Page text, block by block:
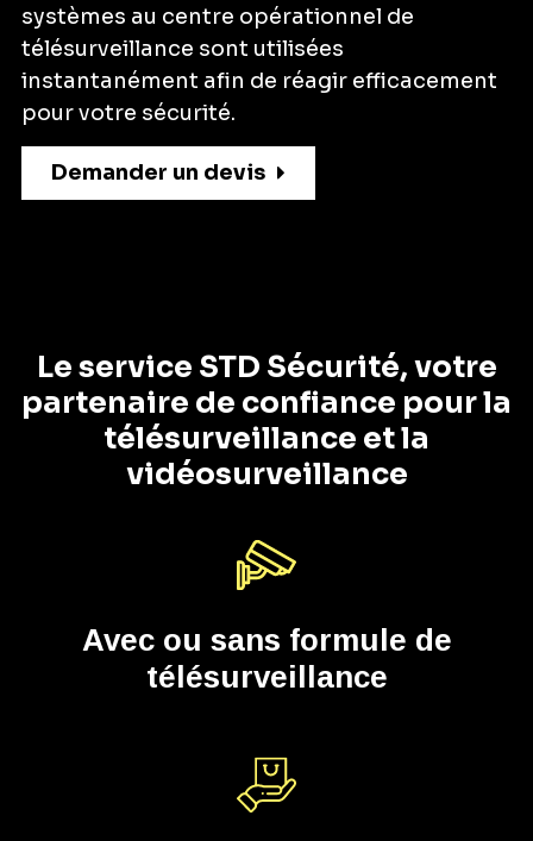
systèmes au centre opérationnel de
télésurveillance sont utilisées
instantanément afin de réagir efficacement
pour votre sécurité.
Demander un devis
Le service STD Sécurité, votre
partenaire de confiance pour la
télésurveillance et la
vidéosurveillance
Avec ou sans formule de
télésurveillance